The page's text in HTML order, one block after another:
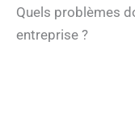
Quels problèmes
entreprise ?